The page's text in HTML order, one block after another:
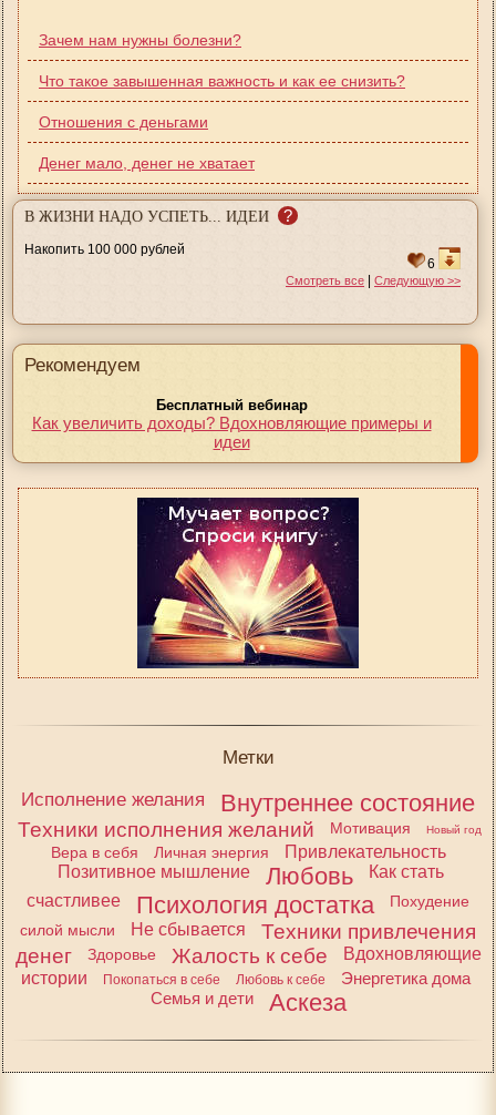
Зачем нам нужны болезни?
Что такое завышенная важность и как ее снизить?
Отношения с деньгами
Денег мало, денег не хватает
В ЖИЗНИ НАДО УСПЕТЬ... ИДЕИ ?
Накопить 100 000 рублей
6
Смотреть все | Следующую >>
Рекомендуем
Бесплатный вебинар
Как увеличить доходы? Вдохновляющие примеры и
идеи
Метки
Исполнение желания
Внутреннее состояние
Техники исполнения желаний Мотивация Новый год
Вера в себя Личная энергия
Привлекательность
Позитивное мышление
Любовь
Как стать
счастливее
Психология достатка
Похудение
силой мысли
Не сбывается
Техники привлечения
денег
Здоровье Жалость к себе
Вдохновляющие
истории
Покопаться в себе Любовь к себе
Энергетика дома
Семья и дети
Аскеза